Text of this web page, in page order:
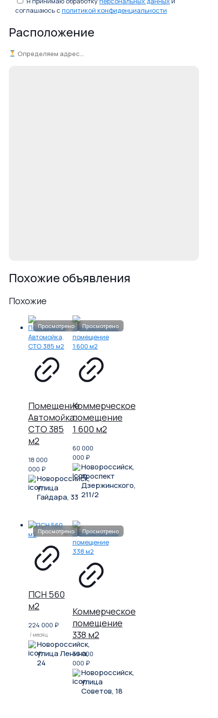
соглашаюсь с политикой конфиденциальности
Расположение
Определяем адрес...
Похожие объявления
Похожие
Помещение
Автомойка,
СТО 385
м2
18 000
000 ₽
Новороссийск,
улица
Гайдара, 33
Коммерческое
помещение
1 600 м2
60 000
000 ₽
Новороссийск,
проспект
Дзержинского,
211/2
ПСН 560
м2
224 000 ₽
/ месяц
Новороссийск,
улица Ленина,
24
Коммерческое
помещение
338 м2
50 000
000 ₽
Новороссийск,
улица
Советов, 18